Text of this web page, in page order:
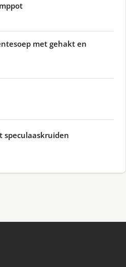
met gehakt en
speculaaskruiden